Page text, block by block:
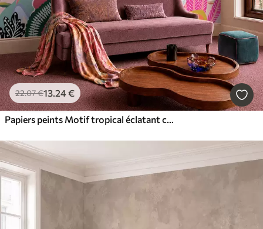
22.07€13.24€
Papiers peints Motif tropical éclatant composé de fleurs, de feuilles et de fruits colorés